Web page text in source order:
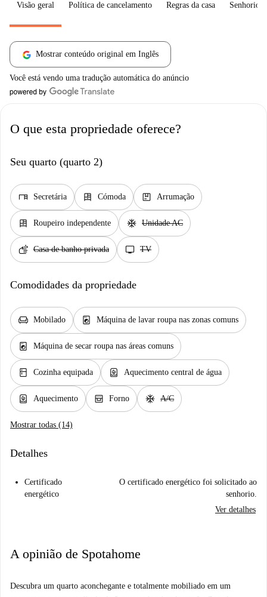
Visão geral Política de cancelamento Regras da casa Senhorio
Mostrar conteúdo original em Inglês
Você está vendo uma tradução automática do anúncio
O que esta propriedade oferece?
Seu quarto (quarto 2)
desk Secretária dresser Cómoda package Arrumação
dresser Roupeiro independente ac_unit Unidade AC
soap Casa de banho privada tv TV
Comodidades da propriedade
chair Mobilado local_laundry_service Máquina de lavar roupa nas zonas comuns
local_laundry_service Máquina de secar roupa nas áreas comuns
kitchen Cozinha equipada water_heater Aquecimento central de água
water_heater Aquecimento oven_gen Forno ac_unit A/C
Mostrar todas (14)
Detalhes
Certificado
energético
O certificado energético foi solicitado ao
senhorio.
Ver detalhes
A opinião de Spotahome
Descubra um quarto aconchegante e totalmente mobiliado em um